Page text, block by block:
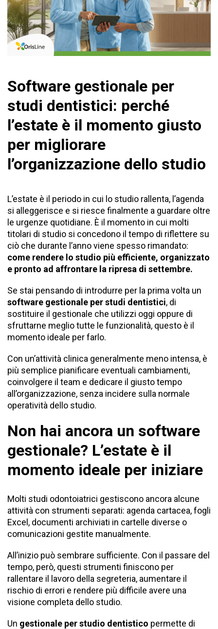
Software gestionale per
studi dentistici: perché
l’estate è il momento giusto
per migliorare
l’organizzazione dello studio
L’estate è il periodo in cui lo studio rallenta, l’agenda
si alleggerisce e si riesce finalmente a guardare oltre
le urgenze quotidiane. È il momento in cui molti
titolari di studio si concedono il tempo di riflettere su
ciò che durante l’anno viene spesso rimandato:
come rendere lo studio più efficiente, organizzato
e pronto ad affrontare la ripresa di settembre.
Se stai pensando di introdurre per la prima volta un
software gestionale per studi dentistici, di
sostituire il gestionale che utilizzi oggi oppure di
sfruttarne meglio tutte le funzionalità, questo è il
momento ideale per farlo.
Con un’attività clinica generalmente meno intensa, è
più semplice pianificare eventuali cambiamenti,
coinvolgere il team e dedicare il giusto tempo
all’organizzazione, senza incidere sulla normale
operatività dello studio.
Non hai ancora un software
gestionale? L’estate è il
momento ideale per iniziare
Molti studi odontoiatrici gestiscono ancora alcune
attività con strumenti separati: agenda cartacea, fogli
Excel, documenti archiviati in cartelle diverse o
comunicazioni gestite manualmente.
All’inizio può sembrare sufficiente. Con il passare del
tempo, però, questi strumenti finiscono per
rallentare il lavoro della segreteria, aumentare il
rischio di errori e rendere più difficile avere una
visione completa dello studio.
Un gestionale per studio dentistico permette di